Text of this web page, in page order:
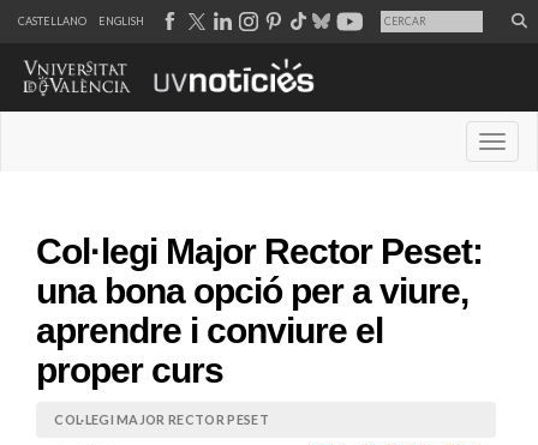
CASTELLANO ENGLISH
Col·legi Major Rector Peset:
una bona opció per a viure,
aprendre i conviure el
proper curs
COL·LEGI MAJOR RECTOR PESET